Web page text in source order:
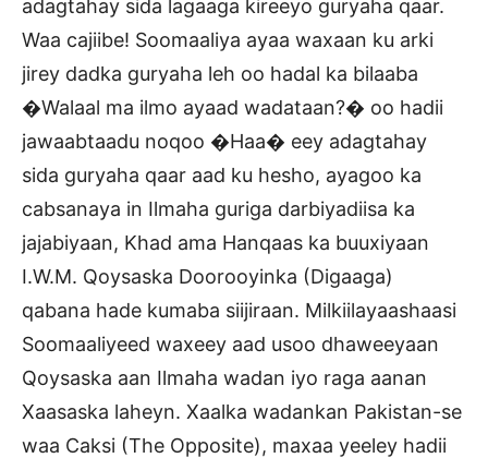
adagtahay sida lagaaga kireeyo guryaha qaar.
Waa cajiibe! Soomaaliya ayaa waxaan ku arki
jirey dadka guryaha leh oo hadal ka bilaaba
�Walaal ma ilmo ayaad wadataan?� oo hadii
jawaabtaadu noqoo �Haa� eey adagtahay
sida guryaha qaar aad ku hesho, ayagoo ka
cabsanaya in Ilmaha guriga darbiyadiisa ka
jajabiyaan, Khad ama Hanqaas ka buuxiyaan
I.W.M. Qoysaska Doorooyinka (Digaaga)
qabana hade kumaba siijiraan. Milkiilayaashaasi
Soomaaliyeed waxeey aad usoo dhaweeyaan
Qoysaska aan Ilmaha wadan iyo raga aanan
Xaasaska laheyn. Xaalka wadankan Pakistan-se
waa Caksi (The Opposite), maxaa yeeley hadii